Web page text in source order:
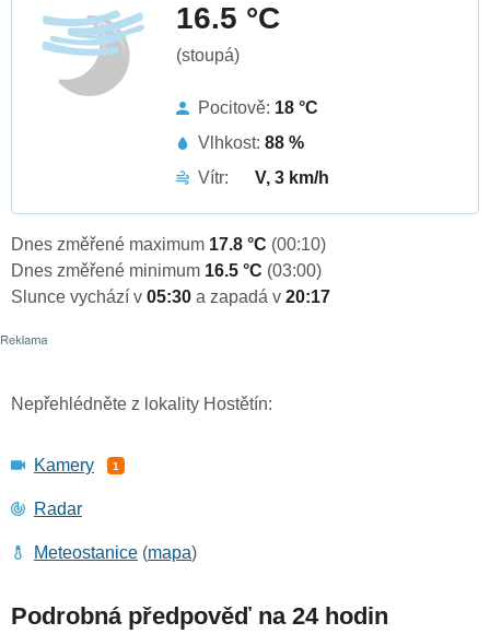
16.5 °C
(stoupá)
Pocitově: 18 °C
Vlhkost: 88 %
Vítr:
V, 3 km/h
Dnes změřené maximum 17.8 °C (00:10)
Dnes změřené minimum 16.5 °C (03:00)
Slunce vychází v 05:30 a zapadá v 20:17
Nepřehlédněte z lokality Hostětín:
Kamery 1
Radar
Meteostanice (mapa)
Podrobná předpověď na 24 hodin